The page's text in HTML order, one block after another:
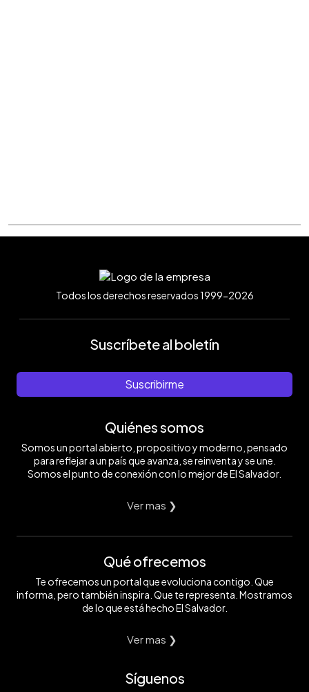
Todos los derechos reservados 1999-2026
Suscríbete al boletín
Suscribirme
Quiénes somos
Somos un portal abierto, propositivo y moderno, pensado
para reflejar a un país que avanza, se reinventa y se une.
Somos el punto de conexión con lo mejor de El Salvador.
Ver mas ❯
Qué ofrecemos
Te ofrecemos un portal que evoluciona contigo. Que
informa, pero también inspira. Que te representa. Mostramos
de lo que está hecho El Salvador.
Ver mas ❯
Síguenos